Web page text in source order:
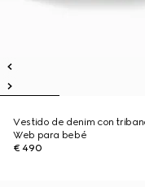
Vestido de denim con
Web para bebé
€ 490